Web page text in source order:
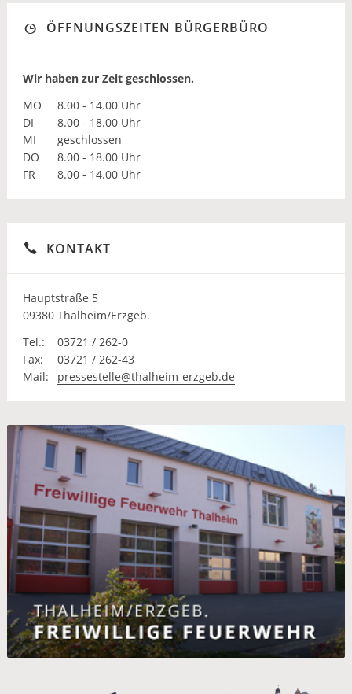
ÖFFNUNGSZEITEN BÜRGERBÜRO
Wir haben zur Zeit geschlossen.
MO
8.00 - 14.00 Uhr
DI
8.00 - 18.00 Uhr
MI
geschlossen
DO
8.00 - 18.00 Uhr
FR
8.00 - 14.00 Uhr
KONTAKT
Hauptstraße 5
09380 Thalheim/Erzgeb.
Tel.:
03721 / 262-0
Fax:
03721 / 262-43
Mail:
pressestelle@thalheim-erzgeb.de